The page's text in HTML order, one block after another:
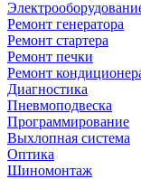
Ремонт генератора
Ремонт стартера
Ремонт печки
Ремонт
Диагностика
Пневмоподвеска
Программирование
Выхлопная система
Оптика
Шиномонтаж